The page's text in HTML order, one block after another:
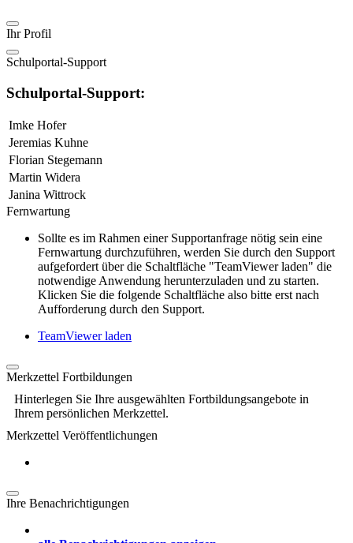
Ihr Profil
Schulportal-Support
Schulportal-Support:
Imke Hofer
Jeremias Kuhne
Florian Stegemann
Martin Widera
Janina Wittrock
Fernwartung
Sollte es im Rahmen einer Supportanfrage nötig sein eine
Fernwartung durchzuführen, werden Sie durch den Support
aufgefordert über die Schaltfläche "TeamViewer laden" die
notwendige Anwendung herunterzuladen und zu starten.
Klicken Sie die folgende Schaltfläche also bitte erst nach
Aufforderung durch den Support.
TeamViewer laden
Merkzettel Fortbildungen
Hinterlegen Sie Ihre ausgewählten Fortbildungsangebote in
Ihrem persönlichen Merkzettel.
Merkzettel Veröffentlichungen
Ihre Benachrichtigungen